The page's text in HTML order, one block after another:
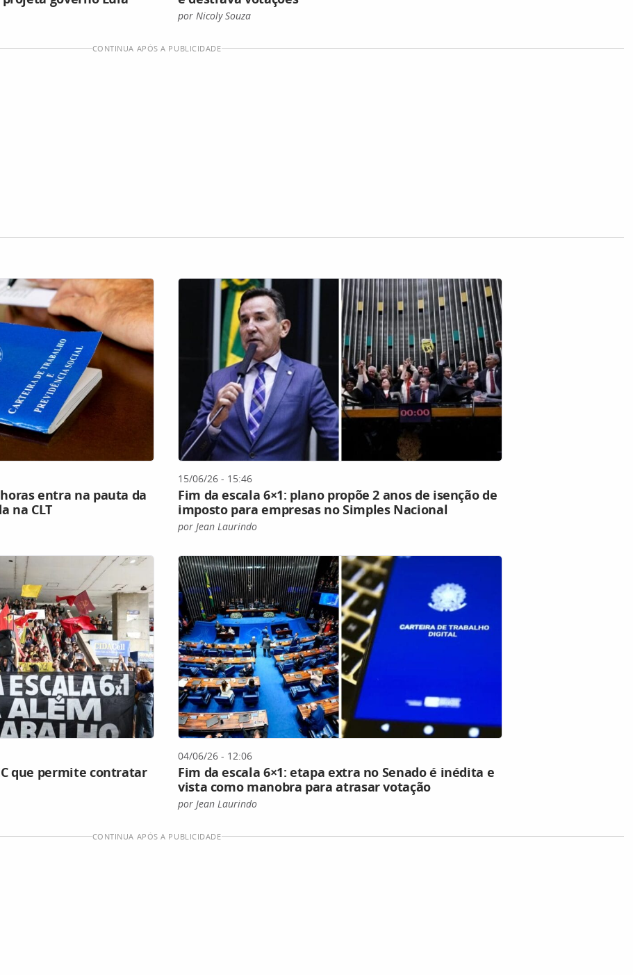
por Nicoly Souza
CONTINUA APÓS A PUBLICIDADE
entra na pauta da
na CLT
15/06/26 - 15:46
Fim da escala 6×1: plano propõe 2 anos de isenção de
imposto para empresas no Simples Nacional
por Jean Laurindo
que permite contratar
04/06/26 - 12:06
Fim da escala 6×1: etapa extra no Senado é inédita e
vista como manobra para atrasar votação
por Jean Laurindo
CONTINUA APÓS A PUBLICIDADE